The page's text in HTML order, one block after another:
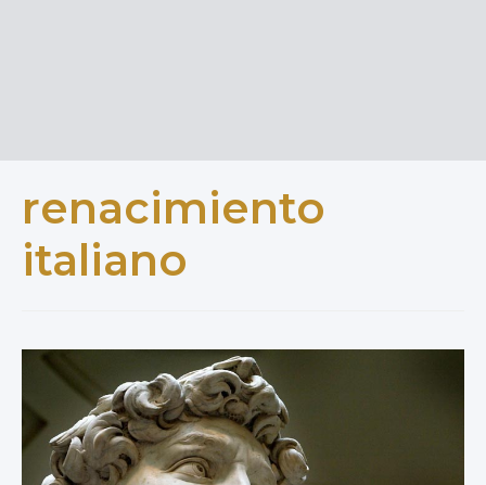
renacimiento
italiano